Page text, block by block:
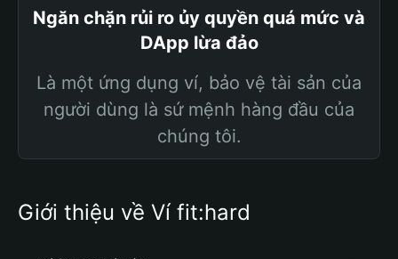
Ngăn chặn rủi ro ủy quyền quá mức và
DApp lừa đảo
Là một ứng dụng ví, bảo vệ tài sản của
người dùng là sứ mệnh hàng đầu của
chúng tôi.
Giới thiệu về Ví fit:hard